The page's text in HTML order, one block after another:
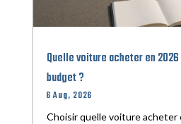
Quelle voiture acheter en
budget ?
6 Aug, 2026
Choisir quelle voiture